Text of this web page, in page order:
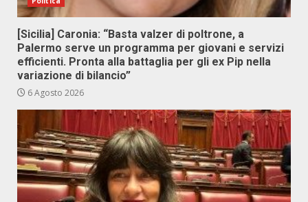
[Sicilia] Caronia: “Basta valzer di poltrone, a
Palermo serve un programma per giovani e servizi
efficienti. Pronta alla battaglia per gli ex Pip nella
variazione di bilancio”
6 Agosto 2026